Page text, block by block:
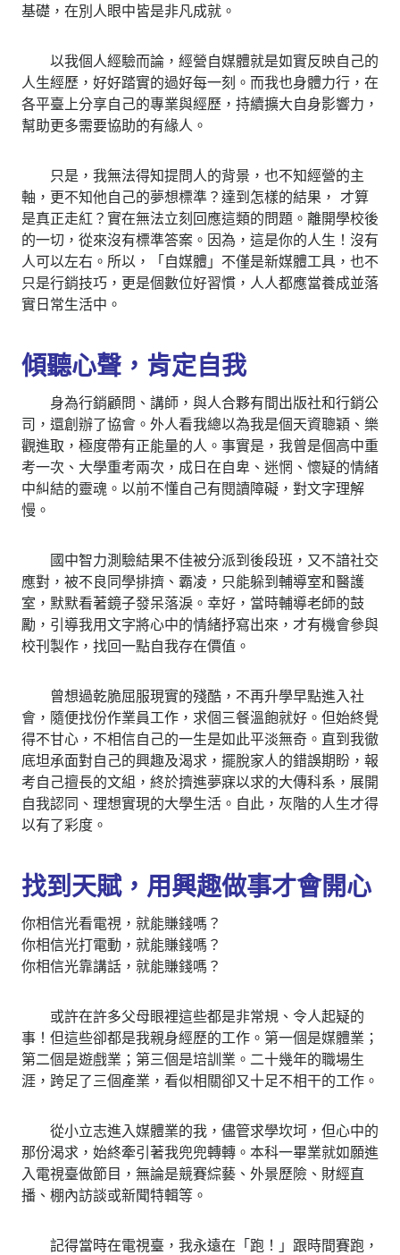
基礎，在別人眼中皆是非凡成就。
以我個人經驗而論，經營自媒體就是如實反映自己的
人生經歷，好好踏實的過好每一刻。而我也身體力行，在
各平臺上分享自己的專業與經歷，持續擴大自身影響力，
幫助更多需要協助的有緣人。
只是，我無法得知提問人的背景，也不知經營的主
軸，更不知他自己的夢想標準？達到怎樣的結果， 才算
是真正走紅？實在無法立刻回應這類的問題。離開學校後
的一切，從來沒有標準答案。因為，這是你的人生！沒有
人可以左右。所以，「自媒體」不僅是新媒體工具，也不
只是行銷技巧，更是個數位好習慣，人人都應當養成並落
實日常生活中。
傾聽心聲，肯定自我
身為行銷顧問、講師，與人合夥有間出版社和行銷公
司，還創辦了協會。外人看我總以為我是個天資聰穎、樂
觀進取，極度帶有正能量的人。事實是，我曾是個高中重
考一次、大學重考兩次，成日在自卑、迷惘、懷疑的情緒
中糾結的靈魂。以前不懂自己有閱讀障礙，對文字理解
慢。
國中智力測驗結果不佳被分派到後段班，又不諳社交
應對，被不良同學排擠、霸凌，只能躲到輔導室和醫護
室，默默看著鏡子發呆落淚。幸好，當時輔導老師的鼓
勵，引導我用文字將心中的情緒抒寫出來，才有機會參與
校刊製作，找回一點自我存在價值。
曾想過乾脆屈服現實的殘酷，不再升學早點進入社
會，隨便找份作業員工作，求個三餐溫飽就好。但始終覺
得不甘心，不相信自己的一生是如此平淡無奇。直到我徹
底坦承面對自己的興趣及渴求，擺脫家人的錯誤期盼，報
考自己擅長的文組，終於擠進夢寐以求的大傳科系，展開
自我認同、理想實現的大學生活。自此，灰階的人生才得
以有了彩度。
找到天賦，用興趣做事才會開心
你相信光看電視，就能賺錢嗎？
你相信光打電動，就能賺錢嗎？
你相信光靠講話，就能賺錢嗎？
或許在許多父母眼裡這些都是非常規、令人起疑的
事！但這些卻都是我親身經歷的工作。第一個是媒體業；
第二個是遊戲業；第三個是培訓業。二十幾年的職場生
涯，跨足了三個產業，看似相關卻又十足不相干的工作。
從小立志進入媒體業的我，儘管求學坎坷，但心中的
那份渴求，始終牽引著我兜兜轉轉。本科一畢業就如願進
入電視臺做節目，無論是競賽綜藝、外景歷險、財經直
播、棚內訪談或新聞特輯等。
記得當時在電視臺，我永遠在「跑！」跟時間賽跑，